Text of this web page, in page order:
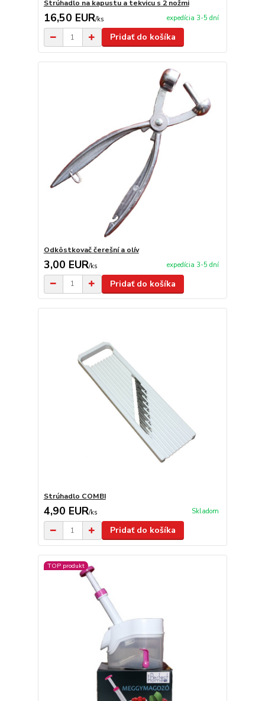
Strúhadlo na kapustu a tekvicu s 2 nožmi
16,50 EUR/ks expedícia 3-5 dní
Pridať do košíka
Odkôstkovač čerešní a olív
3,00 EUR/ks expedícia 3-5 dní
Pridať do košíka
Strúhadlo COMBI
4,90 EUR/ks Skladom
Pridať do košíka
TOP produkt